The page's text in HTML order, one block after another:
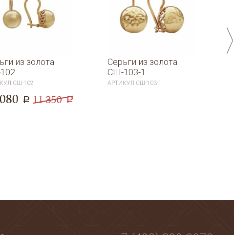
из золота
СШ-102
a 11 350 a
Серьги из золота
СШ-103-1
АРТИКУЛ СШ-103-1